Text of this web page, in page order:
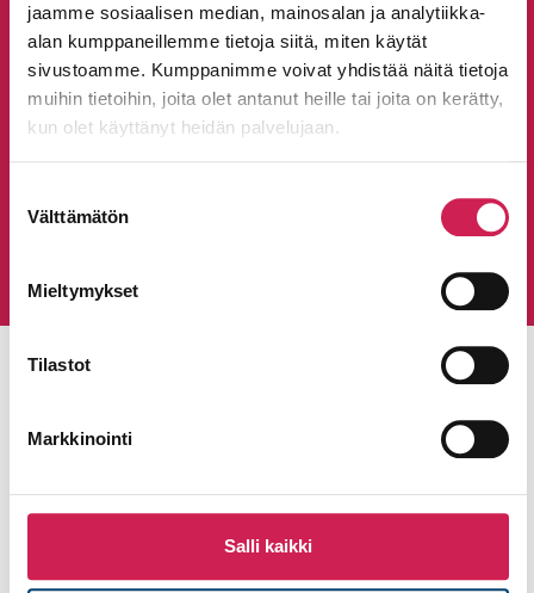
jaamme sosiaalisen median, mainosalan ja analytiikka-
alan kumppaneillemme tietoja siitä, miten käytät
sivustoamme. Kumppanimme voivat yhdistää näitä tietoja
muihin tietoihin, joita olet antanut heille tai joita on kerätty,
kun olet käyttänyt heidän palvelujaan.
valinta
Välttämätön
Mieltymykset
Tilastot
Markkinointi
Salli kaikki
asennus. Huolehdimme myös järjestelmien
käyttöönotosta ja käyttäjien koulutuksesta.
Lisäksi tarjoamme jatkuvaa ylläpitoa ja
etähallintaa, jotta järjestelmät pysyvät
Tutustu palveluihimme
Kaipaatko lisätietoja?
Asiantuntijamme auttavat mielellään